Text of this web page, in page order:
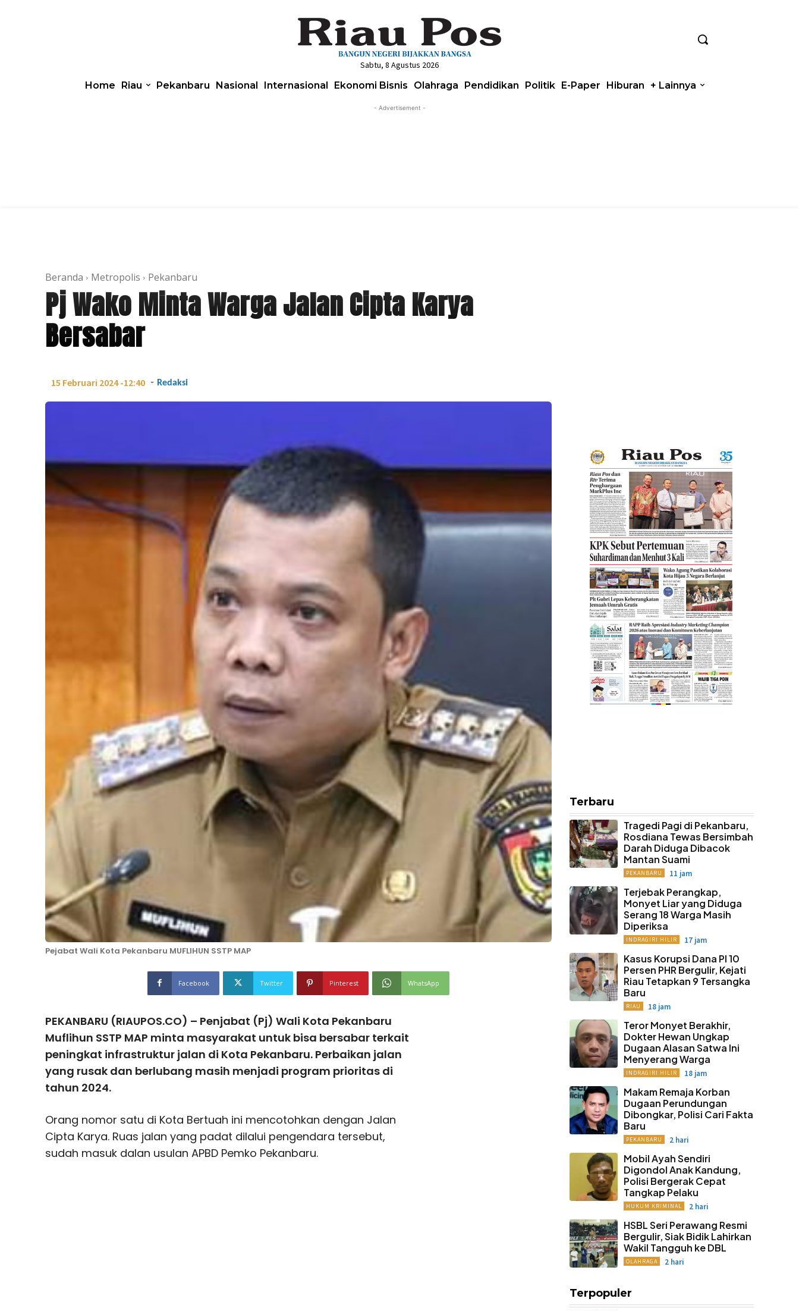
Sabtu, 8 Agustus 2026
Home Riau Pekanbaru Nasional Internasional Ekonomi Bisnis Olahraga Pendidikan Politik E-Paper Hiburan + Lainnya
- Advertisement -
Beranda Metropolis Pekanbaru
Pj Wako Minta Warga Jalan Cipta Karya
Bersabar
15 Februari 2024 -12:40 - Redaksi
Pejabat Wali Kota Pekanbaru MUFLIHUN SSTP MAP
Facebook Twitter Pinterest WhatsApp
PEKANBARU (RIAUPOS.CO) – Penjabat (Pj) Wali Kota Pekanbaru
Muflihun SSTP MAP minta masyarakat untuk bisa bersabar terkait
peningkat infrastruktur jalan di Kota Pekanbaru. Perbaikan jalan
yang rusak dan berlubang masih menjadi program prioritas di
tahun 2024.
Orang nomor satu di Kota Bertuah ini mencotohkan dengan Jalan
Cipta Karya. Ruas jalan yang padat dilalui pengendara tersebut,
sudah masuk dalan usulan APBD Pemko Pekanbaru.
Terbaru
Tragedi Pagi di Pekanbaru,
Rosdiana Tewas Bersimbah
Darah Diduga Dibacok
Mantan Suami
PEKANBARU 11 jam
Terjebak Perangkap,
Monyet Liar yang Diduga
Serang 18 Warga Masih
Diperiksa
INDRAGIRI HILIR 17 jam
Kasus Korupsi Dana PI 10
Persen PHR Bergulir, Kejati
Riau Tetapkan 9 Tersangka
Baru
RIAU 18 jam
Teror Monyet Berakhir,
Dokter Hewan Ungkap
Dugaan Alasan Satwa Ini
Menyerang Warga
INDRAGIRI HILIR 18 jam
Makam Remaja Korban
Dugaan Perundungan
Dibongkar, Polisi Cari Fakta
Baru
PEKANBARU 2 hari
Mobil Ayah Sendiri
Digondol Anak Kandung,
Polisi Bergerak Cepat
Tangkap Pelaku
HUKUM KRIMINAL 2 hari
HSBL Seri Perawang Resmi
Bergulir, Siak Bidik Lahirkan
Wakil Tangguh ke DBL
OLAHRAGA 2 hari
Terpopuler